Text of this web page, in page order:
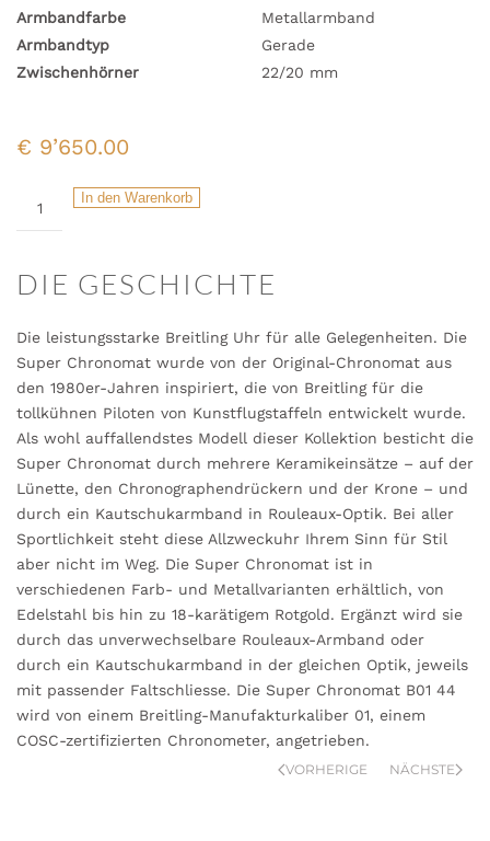
Armbandfarbe
Metallarmband
Armbandtyp
Gerade
Zwischenhörner
22/20 mm
€ 9’650.00
44
Menge
In den Warenkorb
DIE GESCHICHTE
Die leistungsstarke Breitling Uhr für alle Gelegenheiten. Die
Super Chronomat wurde von der Original-Chronomat aus
den 1980er-Jahren inspiriert, die von Breitling für die
tollkühnen Piloten von Kunstflugstaffeln entwickelt wurde.
Als wohl auffallendstes Modell dieser Kollektion besticht die
Super Chronomat durch mehrere Keramikeinsätze – auf der
Lünette, den Chronographendrückern und der Krone – und
durch ein Kautschukarmband in Rouleaux-Optik. Bei aller
Sportlichkeit steht diese Allzweckuhr Ihrem Sinn für Stil
aber nicht im Weg. Die Super Chronomat ist in
verschiedenen Farb- und Metallvarianten erhältlich, von
Edelstahl bis hin zu 18-karätigem Rotgold. Ergänzt wird sie
durch das unverwechselbare Rouleaux-Armband oder
durch ein Kautschukarmband in der gleichen Optik, jeweils
mit passender Faltschliesse. Die Super Chronomat B01 44
wird von einem Breitling-Manufakturkaliber 01, einem
COSC-zertifizierten Chronometer, angetrieben.
VORHERIGE NÄCHSTE